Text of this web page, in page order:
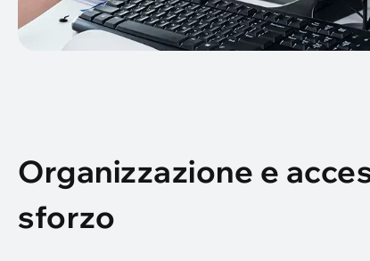
Organizzazione e
sforzo